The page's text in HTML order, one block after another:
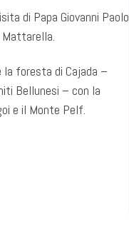
di Papa Giovanni Paolo
foresta di Cajada –
Bellunesi – con la
e il Monte Pelf.